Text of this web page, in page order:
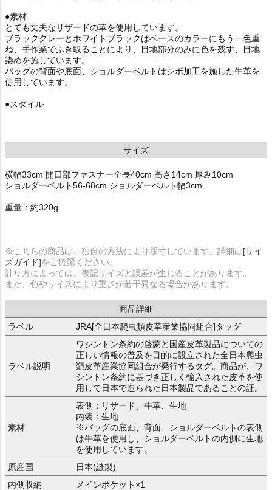
●素材
とても丈夫なリザードの革を使用しています。
ブラックグレーとホワイトブラックはベースのカラーにもう一色重
ね、手作業でふき取ることにより、目地部分のみに色を残す、目地
染めを施しています。
バッグの背面や底面、ショルダーベルトはシボ加工を施した牛革を
使用しています。
●スタイル
サイズ
横幅33cm 開口部ファスナー全長40cm 高さ14cm 厚み10cm
ショルダーベルト56-68cm ショルダーベルト幅3cm
重量：約320g
※こちらの商品は、独自の方法により採寸しています。詳細は[サイ
ズガイド]をご確認ください。
計り方によっては、表記サイズと誤差が生じることがあります。
また、色やサイズにより重さが若干異なる場合があります。
商品詳細
ラベル
JRA[全日本爬虫類皮革産業協同組合]タッグ
ラベル説明
ワシントン条約の啓蒙と国産皮革製品についての
正しい情報の普及を目的に設立された全日本爬虫
類皮革産業協同組合が発行するタグ。商品が、ワ
シントン条約に基づき正しく輸入された皮革を使
用して日本で造られた日本製品であることの証。
素材
表側：リザード、牛革、生地
内装：生地
※バッグの底面、背面、ショルダーベルトの表側
は牛革を使用し、ショルダーベルトの内側に生地
を使用しています。
原産国
日本(縫製)
内側収納
メインポケット×1